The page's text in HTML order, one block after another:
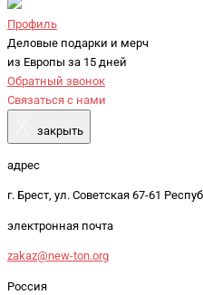
Профиль
Деловые подарки и мерч
из Европы за 15 дней
Обратный звонок
Связаться с нами
закрыть
адрес
г. Брест, ул. Советская 67-61
электронная почта
zakaz@new-ton.org
Россия